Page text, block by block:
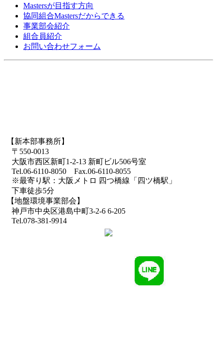
Mastersが目指す方向
協同組合Mastersだからできる
事業部会紹介
組合員紹介
お問い合わせフォーム
【新本部事務所】
〒550-0013
大阪市西区新町1-2-13 新町ビル506号室
Tel.06-6110-8050 Fax.06-6110-8055
※最寄り駅：大阪メトロ 四つ橋線「四ツ橋駅」
下車徒歩5分
【地盤環境事業部会】
神戸市中央区港島中町3-2-6 6-205
Tel.078-381-9914